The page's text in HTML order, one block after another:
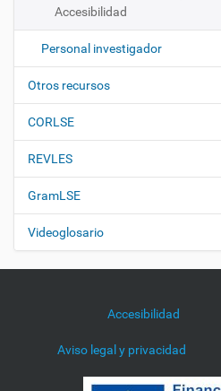
Accesibilidad
Personal investigador
Otros recursos
CORLSE
REVLES
GramLSE
Videoglosario
Accesibilidad
Aviso legal y privacidad